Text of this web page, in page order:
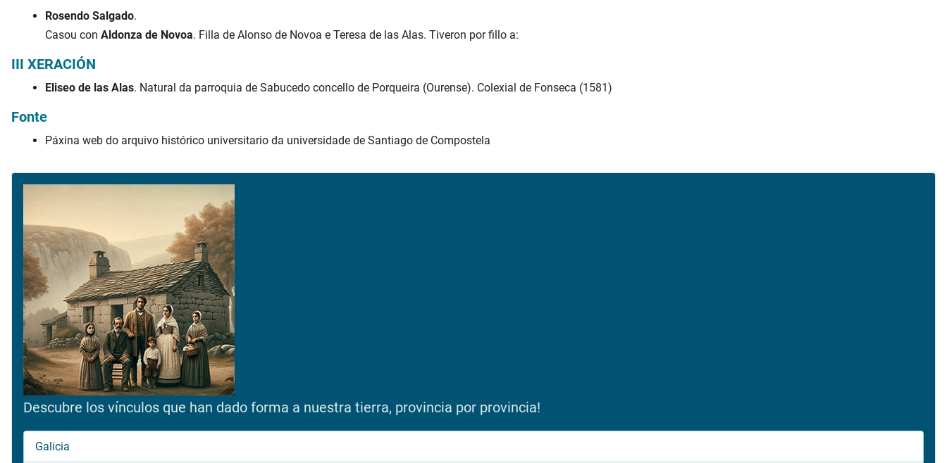
Rosendo Salgado.
Casou con Aldonza de Novoa. Filla de Alonso de Novoa e Teresa de las Alas. Tiveron por fillo a:
III XERACIÓN
Eliseo de las Alas. Natural da parroquia de Sabucedo concello de Porqueira (Ourense). Colexial de Fonseca (1581)
Fonte
Páxina web do arquivo histórico universitario da universidade de Santiago de Compostela
Descubre los vínculos que han dado forma a nuestra tierra, provincia por provincia!
Galicia